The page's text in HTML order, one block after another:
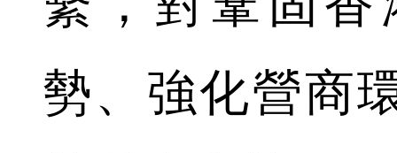
勢、強化營商